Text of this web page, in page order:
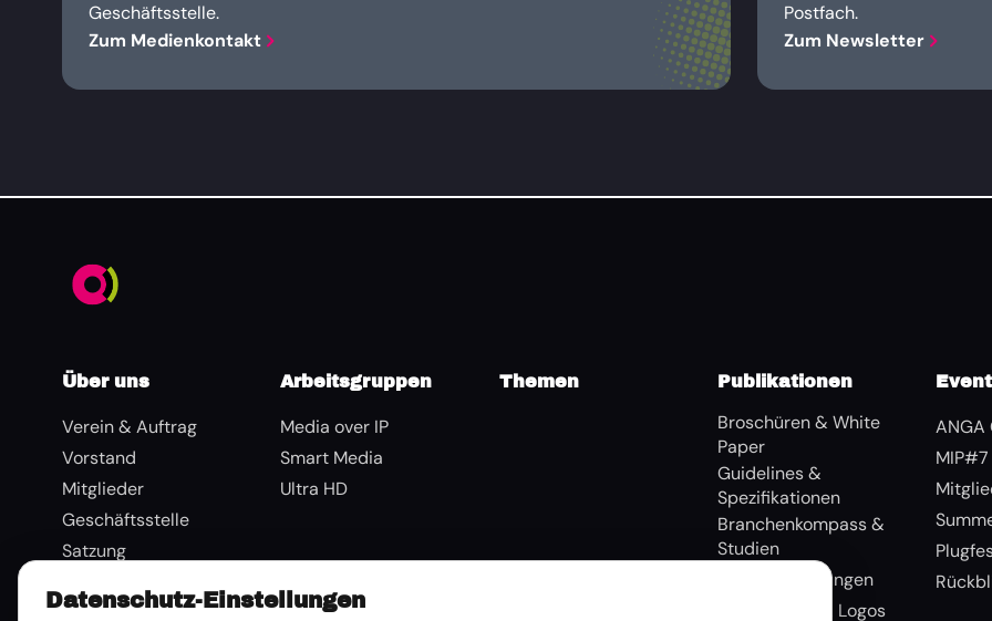
Geschäftsstelle.
Zum Medienkontakt
Postfach.
Zum Newsletter
Über uns
Verein & Auftrag
Vorstand
Mitglieder
Geschäftsstelle
Satzung
Tätigkeitsberichte
Arbeitsgruppen
Media over IP
Smart Media
Ultra HD
Themen Publikationen
Broschüren & White
Paper
Guidelines &
Spezifikationen
Branchenkompass &
Studien
Pressemitteilungen
Bildmaterial & Logos
ANGA
MIP#7
Datenschutz-Einstellungen